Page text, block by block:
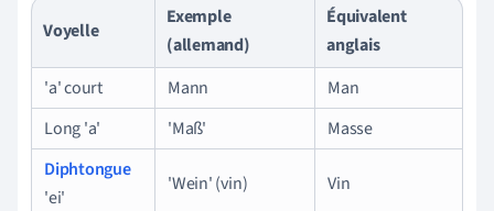
Voyelle
Exemple
(allemand)
Équivalent
anglais
'a' court
Mann
Man
Long 'a'
'Maß'
Masse
Diphtongue
'ei'
'Wein' (vin) Vin